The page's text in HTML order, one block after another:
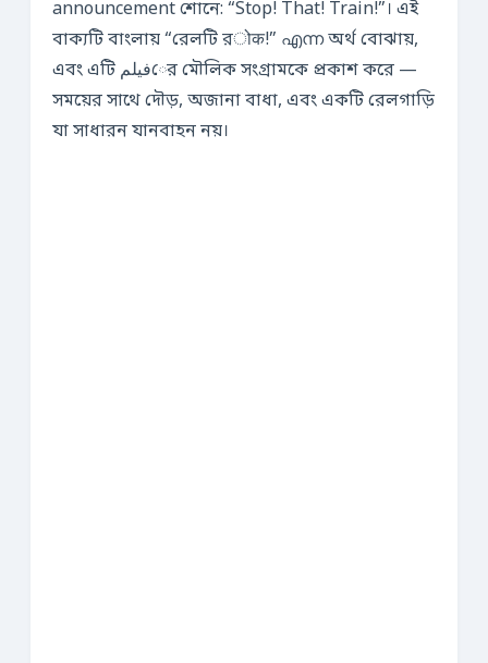
announcement শোনে: “Stop! That! Train!”। এই
বাক্যটি বাংলায় “রেলটি রोक!” എന്ന অর্থ বোঝায়,
এবং এটি فیلمের মৌলিক সংগ্রামকে প্রকাশ করে —
সময়ের সাথে দৌড়, অজানা বাধা, এবং একটি রেলগাড়ি
যা সাধারন যানবাহন নয়।